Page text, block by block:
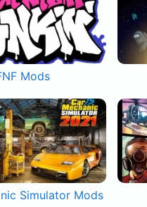
Mods
Simulator Mods